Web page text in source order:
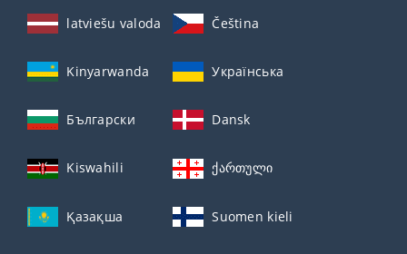
latviešu valoda Čeština
Kinyarwanda Українська
Български Dansk
Kiswahili ქართული
Қазақша Suomen kieli